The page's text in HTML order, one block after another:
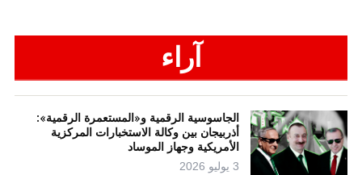
آراء
الجاسوسية الرقمية و«المستعمرة الرقمية»:
أذربيجان بين وكالة الاستخبارات المركزية
الأمريكية وجهاز الموساد
3 يوليو 2026